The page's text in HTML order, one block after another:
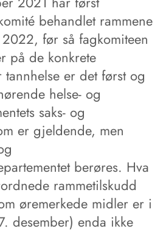
behandlet rammene
før så fagkomiteen
på de konkrete
er det først og
helse- og
saks- og
er gjeldende, men
berøres. Hva
rammetilskudd
øremerkede midler er i
desember) enda ikke